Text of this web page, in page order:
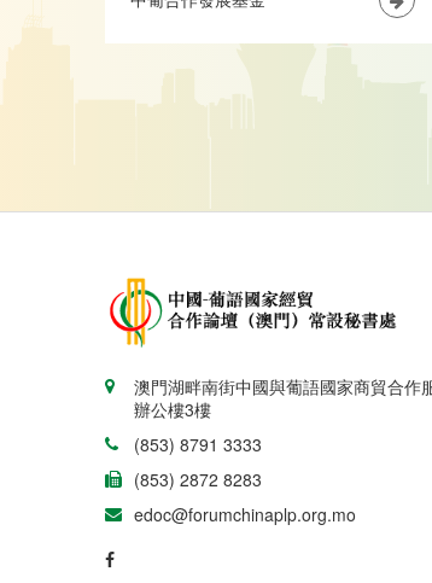
澳門湖畔南街中國與葡語國家商貿合作
辦公樓3樓
(853) 8791 3333
(853) 2872 8283
edoc@forumchinaplp.org.mo